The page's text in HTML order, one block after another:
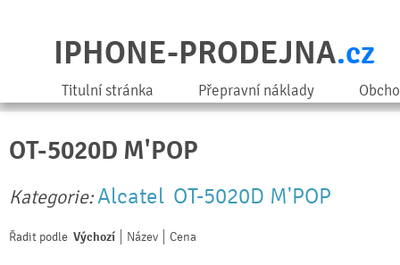
IPHONE-PRODEJNA.cz
Titulní stránka Přepravní náklady
OT-5020D M'POP
Kategorie:Alcatel OT-5020D M'POP
Řadit podle Výchozí Název Cena